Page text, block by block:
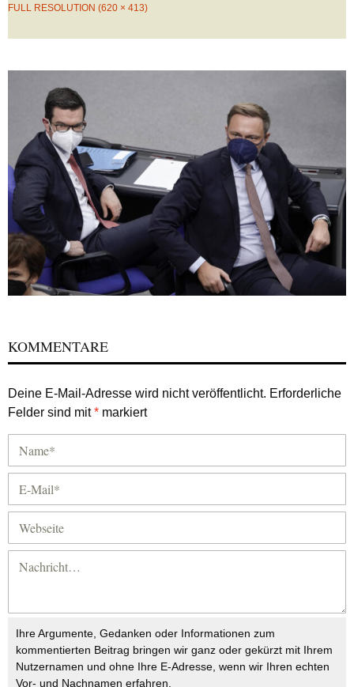
FULL RESOLUTION (620 × 413)
KOMMENTARE
Deine E-Mail-Adresse wird nicht veröffentlicht. Erforderliche
Felder sind mit* markiert
Ihre Argumente, Gedanken oder Informationen zum
kommentierten Beitrag bringen wir ganz oder gekürzt mit Ihrem
Nutzernamen und ohne Ihre E-Adresse, wenn wir Ihren echten
Vor- und Nachnamen erfahren.